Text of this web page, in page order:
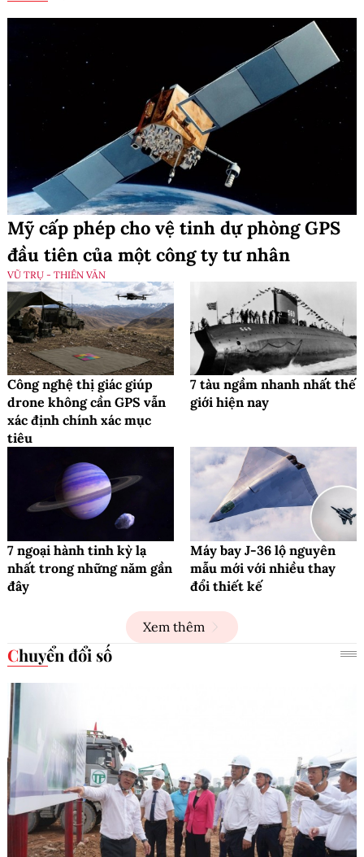
Mỹ cấp phép cho vệ tinh dự phòng GPS
đầu tiên của một công ty tư nhân
VŨ TRỤ - THIÊN VĂN
Công nghệ thị giác giúp
drone không cần GPS vẫn
xác định chính xác mục
tiêu
7 tàu ngầm nhanh nhất thế
giới hiện nay
7 ngoại hành tinh kỳ lạ
nhất trong những năm gần
đây
Máy bay J-36 lộ nguyên
mẫu mới với nhiều thay
đổi thiết kế
Xem thêm
Chuyển đổi số